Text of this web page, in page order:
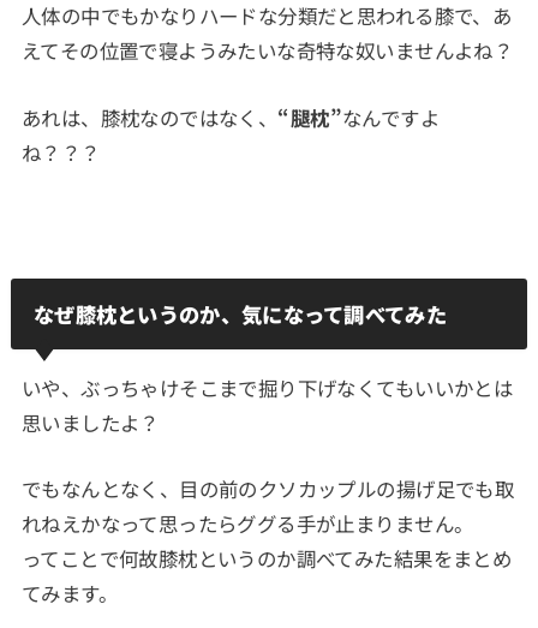
人体の中でもかなりハードな分類だと思われる膝で、あ
えてその位置で寝ようみたいな奇特な奴いませんよね？
あれは、膝枕なのではなく、 “腿枕”なんですよ
ね？？？
なぜ膝枕というのか、気になって調べてみた
いや、ぶっちゃけそこまで掘り下げなくてもいいかとは
思いましたよ？
でもなんとなく、目の前のクソカップルの揚げ足でも取
れねえかなって思ったらググる手が止まりません。
ってことで何故膝枕というのか調べてみた結果をまとめ
てみます。